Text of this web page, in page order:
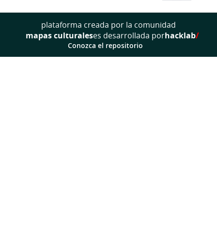
plataforma creada por la comunidad
mapas culturaleses desarrollada porhacklab/
Conozca el repositorio